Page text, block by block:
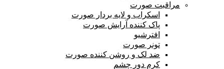
مراقبت صورت
اسکراب و لایه بردار صورت
پاک کننده آرایش صورت
افترشیو
تونر صورت
ضد لک و روشن کننده صورت
کرم دور چشم